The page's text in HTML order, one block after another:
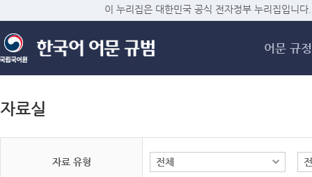
메
이 누리집은 대한민국 공식 전자정부 누리집입니다.
어문 규정
자료실
자료 유형